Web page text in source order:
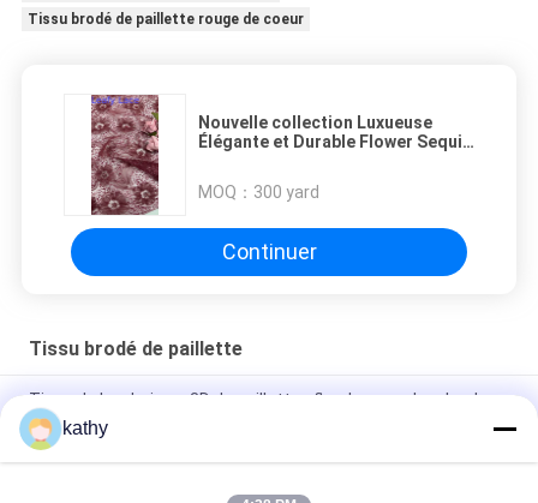
Tissu brodé de paillette rouge de coeur
Nouvelle collection Luxueuse
Élégante et Durable Flower Sequin
MOQ： 300 yard
Continuer
Tissu brodé de paillette
Tissu de broderie en 3D de paillettes florales pour la robe de
fête d'anniversaire
Couleur papillon de haute qualité douce paille brodée tissu
kathy